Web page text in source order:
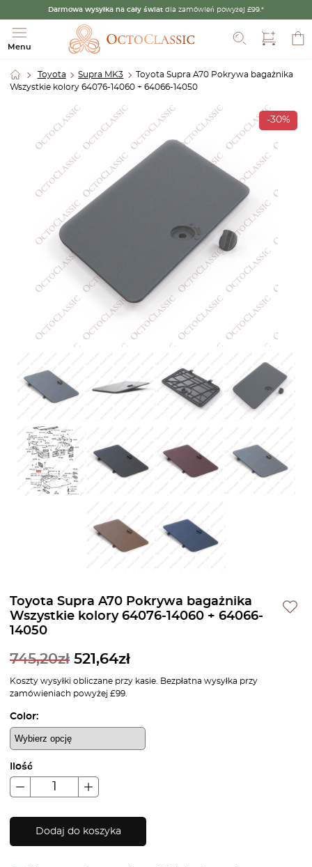
Darmowa wysyłka na cały świat dla zamówień powyżej £99.*
Menu
Szukaj
Toyota Supra MK3
Toyota Supra A70 Pokrywa bagażnika
Wszystkie kolory 64076-14060 + 64066-14050
-30%
Toyota Supra A70 Pokrywa bagażnika
Wszystkie kolory 64076-14060 + 64066-
14050
745,20zł 521,64zł
Koszty wysyłki obliczane przy kasie. Bezpłatna wysyłka przy
zamówieniach powyżej £99.
Color:
Ilość
Dodaj do koszyka